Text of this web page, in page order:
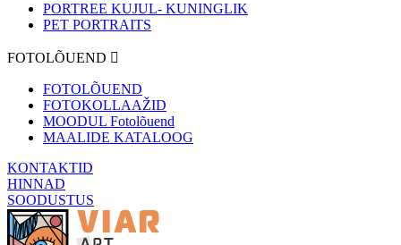
PORTREE KUJUL- KUNINGLIK
PET PORTRAITS
FOTOLÕUEND
FOTOLÕUEND
FOTOKOLLAAŽID
MOODUL Fotolõuend
MAALIDE KATALOOG
KONTAKTID
HINNAD
SOODUSTUS